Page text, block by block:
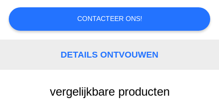
PRIVACY
POLICY
CONTACTEER ONS!
DETAILS ONTVOUWEN
vergelijkbare producten